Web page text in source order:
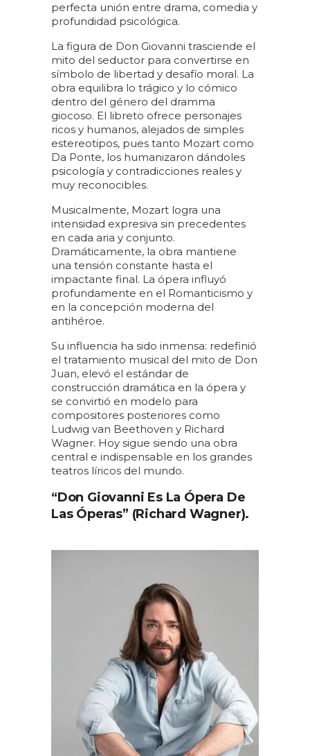
perfecta unión entre drama, comedia y
profundidad psicológica.
La figura de Don Giovanni trasciende el
mito del seductor para convertirse en
símbolo de libertad y desafío moral. La
obra equilibra lo trágico y lo cómico
dentro del género del dramma
giocoso. El libreto ofrece personajes
ricos y humanos, alejados de simples
estereotipos, pues tanto Mozart como
Da Ponte, los humanizaron dándoles
psicología y contradicciones reales y
muy reconocibles.
Musicalmente, Mozart logra una
intensidad expresiva sin precedentes
en cada aria y conjunto.
Dramáticamente, la obra mantiene
una tensión constante hasta el
impactante final. La ópera influyó
profundamente en el Romanticismo y
en la concepción moderna del
antihéroe.
Su influencia ha sido inmensa: redefinió
el tratamiento musical del mito de Don
Juan, elevó el estándar de
construcción dramática en la ópera y
se convirtió en modelo para
compositores posteriores como
Ludwig van Beethoven y Richard
Wagner. Hoy sigue siendo una obra
central e indispensable en los grandes
teatros líricos del mundo.
“Don Giovanni Es La Ópera De
Las Óperas” (Richard Wagner).
Borja Quiza
Barítono